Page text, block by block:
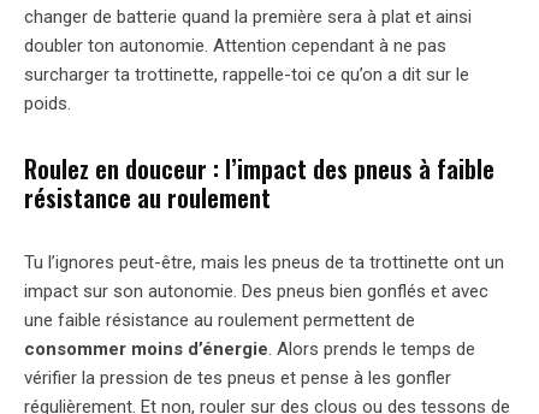
changer de batterie quand la première sera à plat et ainsi
doubler ton autonomie. Attention cependant à ne pas
surcharger ta trottinette, rappelle-toi ce qu’on a dit sur le
poids.
Roulez en douceur : l’impact des pneus à faible
résistance au roulement
Tu l’ignores peut-être, mais les pneus de ta trottinette ont un
impact sur son autonomie. Des pneus bien gonflés et avec
une faible résistance au roulement permettent de
consommer moins d’énergie. Alors prends le temps de
vérifier la pression de tes pneus et pense à les gonfler
régulièrement. Et non, rouler sur des clous ou des tessons de